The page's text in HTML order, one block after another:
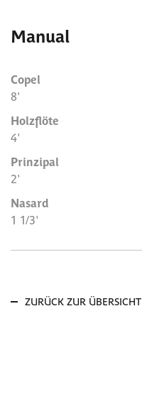
Manual
Copel
8'
Holzflöte
4'
Prinzipal
2'
Nasard
1 1/3'
ZURÜCK ZUR ÜBERSICHT